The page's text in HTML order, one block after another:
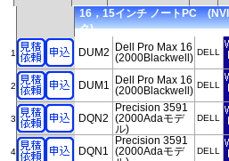
16，15インチ ノートPC
ク)
1 DUM2
Dell Pro Max 16
(2000Blackwell) DELL
2 DUM1
Dell Pro Max 16
(2000Blackwell) DELL
3 DQN2
Precision 3591
(2000Adaモデ
ル)
DELL
4 DQN1
Precision 3591
(2000Adaモデ
DELL